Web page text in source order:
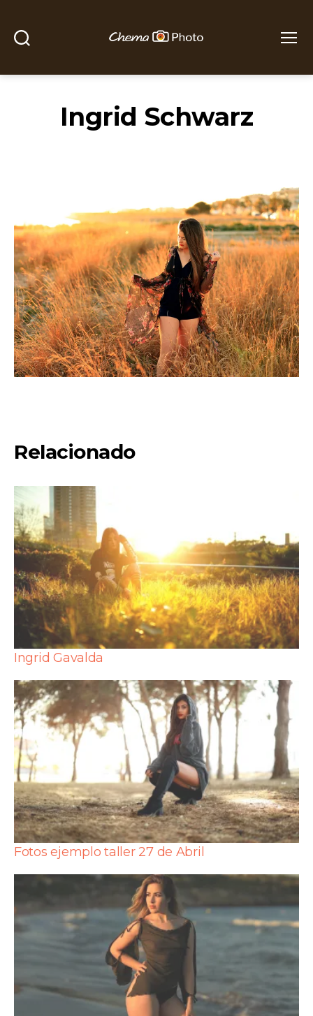
Photo
Ingrid Schwarz
Relacionado
Ingrid Gavalda
Fotos ejemplo taller 27 de Abril